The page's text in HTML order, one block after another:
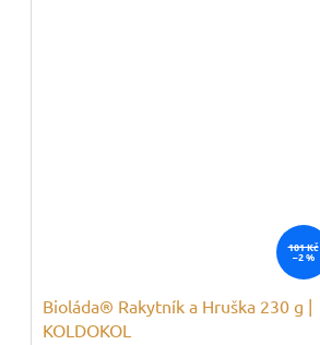
101 Kč
–2 %
Bioláda® Rakytník a Hruška 230 g |
KOLDOKOL